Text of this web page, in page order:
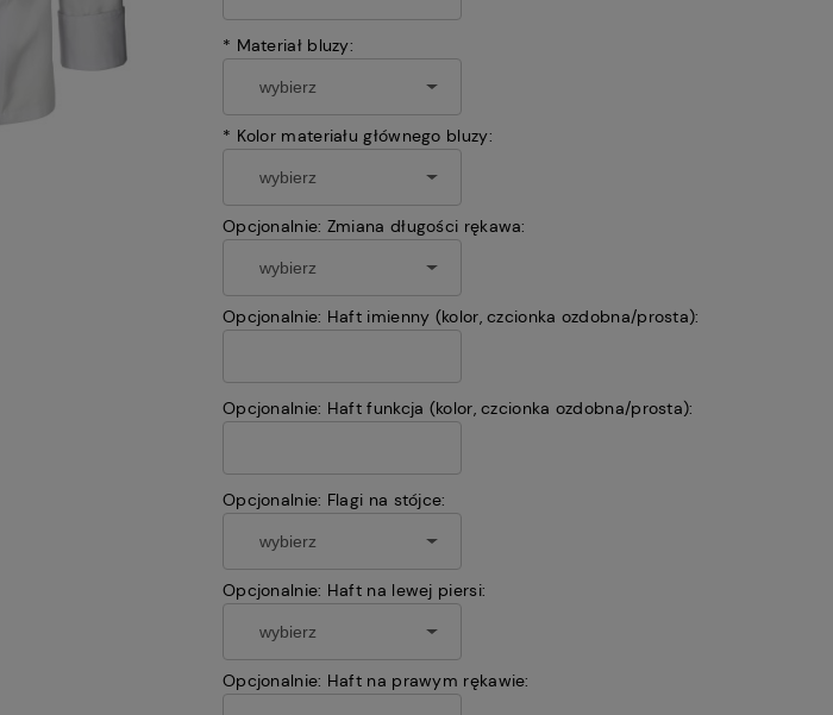
* Materiał bluzy:
* Kolor materiału głównego bluzy:
Opcjonalnie: Zmiana długości rękawa:
Opcjonalnie: Haft imienny (kolor, czcionka ozdobna/prosta):
Opcjonalnie: Haft funkcja (kolor, czcionka ozdobna/prosta):
Opcjonalnie: Flagi na stójce:
Opcjonalnie: Haft na lewej piersi:
Opcjonalnie: Haft na prawym rękawie: